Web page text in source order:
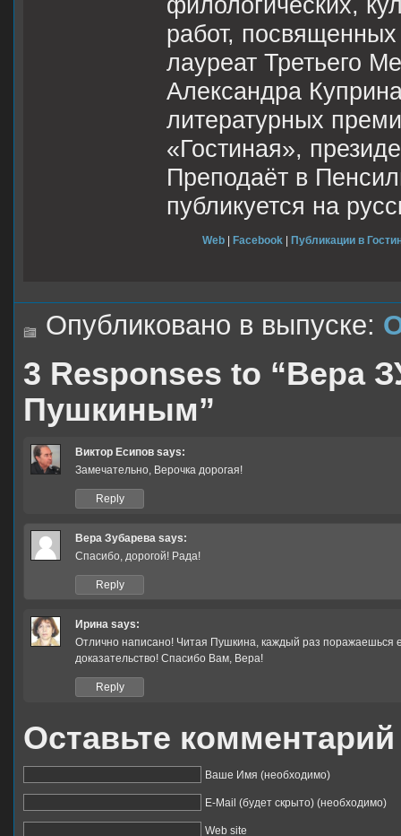
филологических,
работ,
лауреат Третьего
Александра
литературных
«Гостиная»,
Преподаёт в
публикуется на
Web | Facebook | Публикации в
Опубликовано в выпуске:
3 Responses to “Вера
Пушкиным”
Виктор Есипов says:
Замечательно, Верочка дорогая!
Reply
Вера Зубарева says:
Спасибо, дорогой! Рада!
Reply
Ирина says:
Отлично написано! Читая Пушкина, каждый раз поражаешься
доказательство! Спасибо Вам, Вера!
Reply
Оставьте комментарий
Ваше Имя (необходимо)
E-Mail (будет скрыто) (необходимо)
Web site